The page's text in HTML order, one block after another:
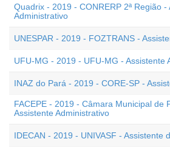
Quadrix - 2019 - CONRERP 2ª Região -
Administrativo
UNESPAR - 2019 - FOZTRANS -
UFU-MG - 2019 - UFU-MG - Assistente
INAZ do Pará - 2019 - CORE-SP -
FACEPE - 2019 - Câmara Municipal de
Assistente Administrativo
IDECAN - 2019 - UNIVASF - Assistente